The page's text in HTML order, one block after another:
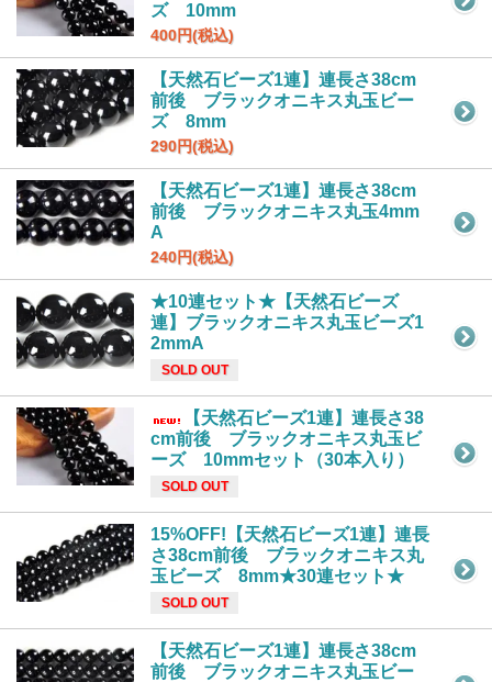
ズ 10mm
400円(税込)
【天然石ビーズ1連】連長さ38cm
前後 ブラックオニキス丸玉ビー
ズ 8mm
290円(税込)
【天然石ビーズ1連】連長さ38cm
前後 ブラックオニキス丸玉4mm
A
240円(税込)
★10連セット★【天然石ビーズ
連】ブラックオニキス丸玉ビーズ1
2mmA
SOLD OUT
【天然石ビーズ1連】連長さ38
cm前後 ブラックオニキス丸玉ビ
ーズ 10mmセット（30本入り）
SOLD OUT
15%OFF!【天然石ビーズ1連】連長
さ38cm前後 ブラックオニキス丸
玉ビーズ 8mm★30連セット★
SOLD OUT
【天然石ビーズ1連】連長さ38cm
前後 ブラックオニキス丸玉ビー